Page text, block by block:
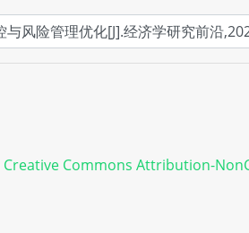
Creative Commons Attribution-